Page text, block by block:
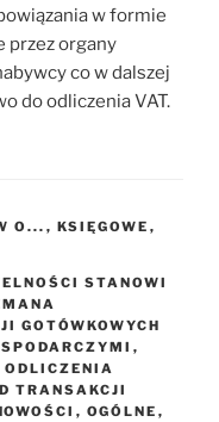
w formie
przez organy
co w dalszej
do odliczenia VAT.
O... , KSIĘGOWE ,
STANOWI
GOTÓWKOWYCH
,
TRANSAKCJI
, OGÓLNE ,